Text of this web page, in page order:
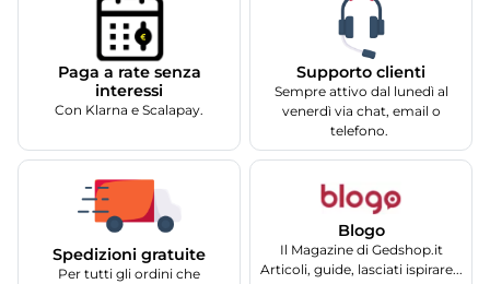
Paga a rate senza
interessi
Con Klarna e Scalapay.
Supporto clienti
Sempre attivo dal lunedì al
venerdì via chat, email o
telefono.
Spedizioni gratuite
Per tutti gli ordini che
Blogo
Il Magazine di Gedshop.it
Articoli, guide, lasciati ispirare...